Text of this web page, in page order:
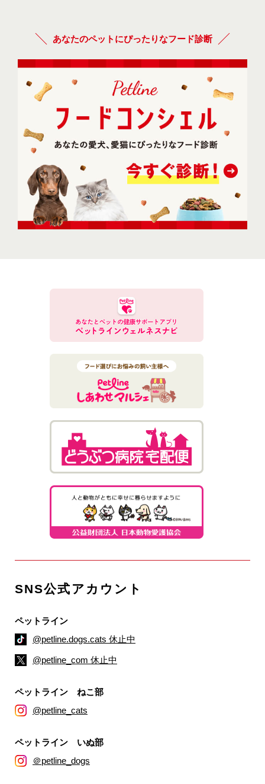
あなたのペットにぴったりなフード診断
SNS公式アカウント
ペットライン
@petline.dogs.cats 休止中
@petline_com 休止中
ペットライン ねこ部
@petline_cats
ペットライン いぬ部
＠petline_dogs